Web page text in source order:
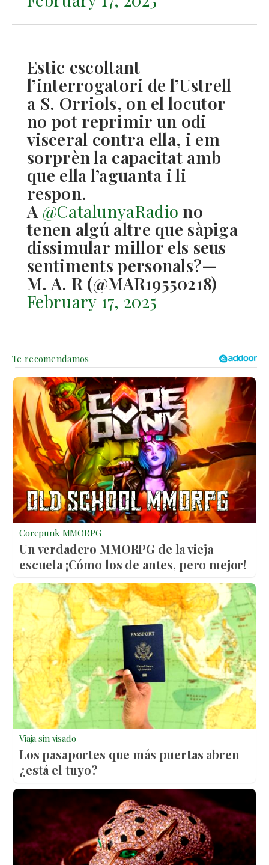
Estic escoltant
l’interrogatori de l’Ustrell
a S. Orriols, on el locutor
no pot reprimir un odi
visceral contra ella, i em
sorprèn la capacitat amb
que ella l’aguanta i li
respon.
A @CatalunyaRadio no
tenen algú altre que sàpiga
dissimular millor els seus
sentiments personals?—
M. A. R (@MAR19550218)
February 17, 2025
Corepunk MMORPG
Un verdadero MMORPG de la vieja
escuela ¡Cómo los de antes, pero mejor!
Viaja sin visado
Los pasaportes que más puertas abren
¿está el tuyo?